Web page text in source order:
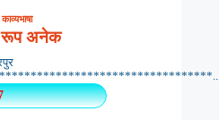
काव्यभाषा
रूप अनेक